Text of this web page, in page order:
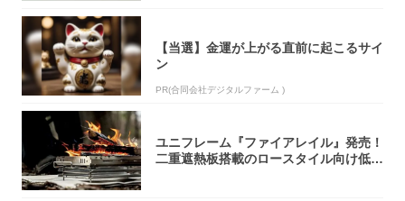
【当選】金運が上がる直前に起こるサイ
ン
PR(合同会社デジタルファーム )
ユニフレーム『ファイアレイル』発売！
二重遮熱板搭載のロースタイル向け低型